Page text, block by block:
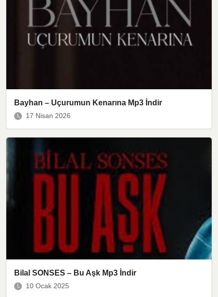
Bayhan – Uçurumun Kenarına Mp3 İndir
17 Nisan 2026
Bilal SONSES – Bu Aşk Mp3 İndir
10 Ocak 2025